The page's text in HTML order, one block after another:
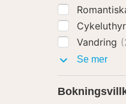
Vandring
Se merPaket